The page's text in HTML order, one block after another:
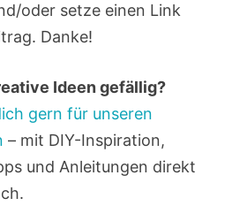
oder setze einen Link
Danke!
Ideen gefällig?
gern für unseren
– mit DIY-Inspiration,
und Anleitungen direkt